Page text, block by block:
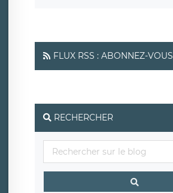
FLUX RSS : ABONNEZ-VOUS
RECHERCHER